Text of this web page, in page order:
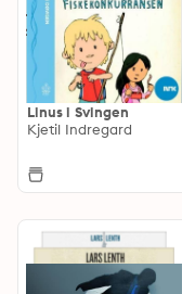
Linus i Svingen
Kjetil Indregard